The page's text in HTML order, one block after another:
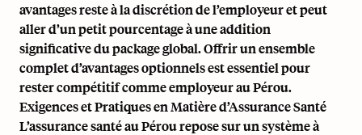
avantages reste à la discrétion de l’employeur et peut
aller d’un petit pourcentage à une addition
significative du package global. Offrir un ensemble
complet d’avantages optionnels est essentiel pour
rester compétitif comme employeur au Pérou.
Exigences et Pratiques en Matière d’Assurance Santé
L’assurance santé au Pérou repose sur un système à